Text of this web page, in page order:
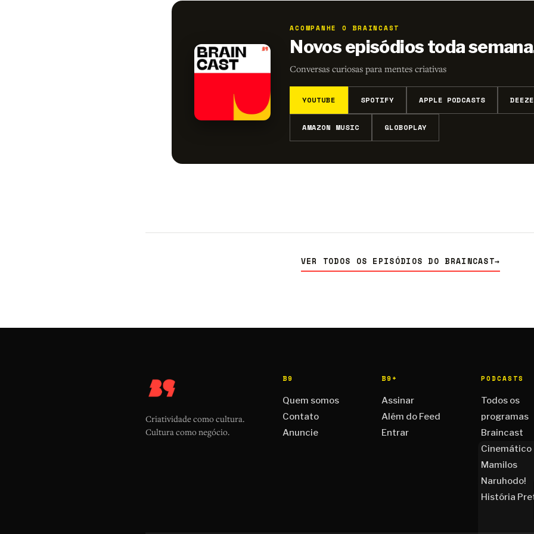
ACOMPANHE O BRAINCAST
Novos episódios toda
Conversas curiosas para mentes criativas
YOUTUBE SPOTIFY APPLE PODCASTS
AMAZON MUSIC GLOBOPLAY
VER TODOS OS EPISÓDIOS DO BRAINCAST→
Criatividade como cultura.
Cultura como negócio.
B9
Quem somos
Contato
Anuncie
B9+
Assinar
Além do Feed
Entrar
PODCASTS
Todos os
programas
Braincast
Cinemático
Mamilos
Naruhodo!
História